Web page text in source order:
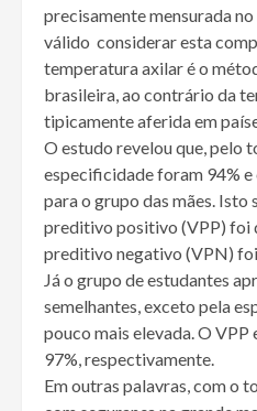
precisamente mensurada no
válido considerar esta
temperatura axilar é o
brasileira, ao contrário da
tipicamente aferida em
O estudo revelou que, pelo
especificidade foram 94%
para o grupo das mães. Isto
preditivo positivo (VPP) foi
preditivo negativo (VPN)
Já o grupo de estudantes
semelhantes, exceto pela
pouco mais elevada. O
97%, respectivamente.
Em outras palavras, com o